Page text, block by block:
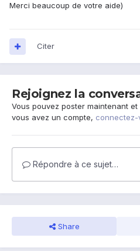
Merci beaucoup de votre aide)
Citer
Rejoignez la
Vous pouvez poster maintenant
vous avez un compte, connectez-
Répondre à ce sujet…
Share